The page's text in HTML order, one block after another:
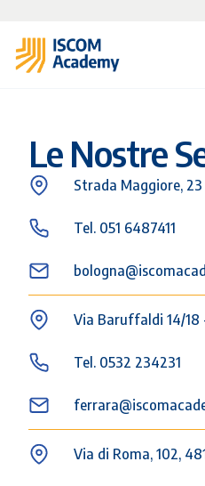
Le Nostre
Strada Maggiore,
Tel. 051 6487411
Via Baruffaldi 14/18
Tel. 0532 234231
Via di Roma, 102,